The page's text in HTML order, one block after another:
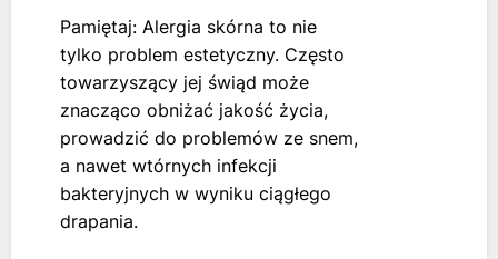
Pamiętaj: Alergia skórna to nie
tylko problem estetyczny. Często
towarzyszący jej świąd może
znacząco obniżać jakość życia,
prowadzić do problemów ze snem,
a nawet wtórnych infekcji
bakteryjnych w wyniku ciągłego
drapania.